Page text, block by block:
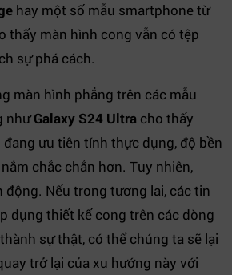
hay một số mẫu smartphone từ
thấy màn hình cong vẫn có tệp
sự phá cách.
màn hình phẳng trên các mẫu
nhưGalaxy S24 Ultra cho thấy
ưu tiên tính thực dụng, độ bền
chắc chắn hơn. Tuy nhiên,
động. Nếu trong tương lai, các tin
dụng thiết kế cong trên các dòng
sự thật, có thể chúng ta sẽ lại
trở lại của xu hướng này với